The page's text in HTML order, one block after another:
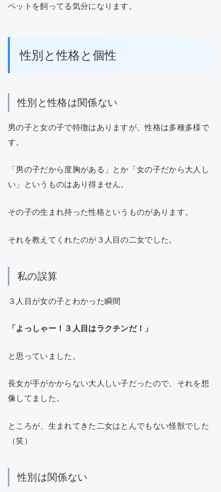
ペットを飼ってる気分になります。
性別と性格と個性
性別と性格は関係ない
男の子と女の子で特徴はありますが、性格は多種多様で
す。
「男の子だから度胸がある」とか「女の子だから大人し
い」というものはあり得ません。
その子の生まれ持った性格というものがあります。
それを教えてくれたのが３人目の二女でした。
私の誤算
３人目が女の子とわかった瞬間
「よっしゃー！３人目はラクチンだ！」
と思っていました。
長女が手がかからない大人しい子だったので、それを想
像してました。
ところが、生まれてきた二女はとんでもない怪獣でした
（笑）
性別は関係ない